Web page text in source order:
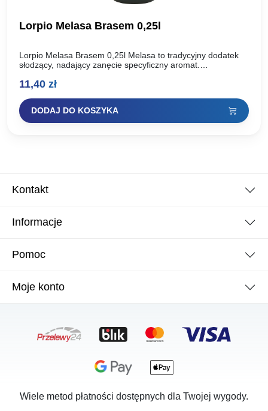
Lorpio Melasa Brasem 0,25l
Lorpio Melasa Brasem 0,25l Melasa to tradycyjny dodatek
słodzący, nadający zanęcie specyficzny aromat.
dostępna w postaci naturalnej oraz aromatyzowanej….
11,40 zł
DODAJ DO KOSZYKA
Kontakt
Informacje
Pomoc
Moje konto
Wiele metod płatności dostępnych dla Twojej wygody.